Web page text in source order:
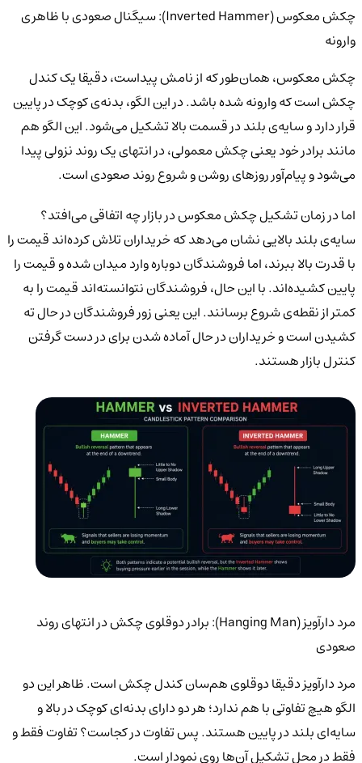
چکش معکوس (Inverted Hammer): سیگنال صعودی با ظاهری
وارونه
چکش معکوس، همان‌طور که از نامش پیداست، دقیقا یک کندل
چکش است که وارونه شده باشد. در این الگو، بدنه‌ی کوچک در پایین
قرار دارد و سایه‌ی بلند در قسمت بالا تشکیل می‌شود. این الگو هم
مانند برادر خود یعنی چکش معمولی، در انتهای یک روند نزولی پیدا
می‌شود و پیام‌آور روزهای روشن و شروع روند صعودی است.
اما در زمان تشکیل چکش معکوس در بازار چه اتفاقی می‌افتد؟
سایه‌ی بلند بالایی نشان می‌دهد که خریداران تلاش کرده‌اند قیمت را
با قدرت بالا ببرند، اما فروشندگان دوباره وارد میدان شده و قیمت را
پایین کشیده‌اند. با این حال، فروشندگان نتوانسته‌اند قیمت را به
کمتر از نقطه‌ی شروع برسانند. این یعنی زور فروشندگان در حال ته
کشیدن است و خریداران در حال آماده شدن برای در دست گرفتن
کنترل بازار هستند.
مرد دارآویز (Hanging Man): برادر دوقلوی چکش در انتهای روند
صعودی
مرد دارآویز دقیقا دوقلوی هم‌سان کندل چکش است. ظاهر این دو
الگو هیچ تفاوتی با هم ندارد؛ هر دو دارای بدنه‌ای کوچک در بالا و
سایه‌ای بلند در پایین هستند. پس تفاوت در کجاست؟ تفاوت فقط و
فقط در محل تشکیل آن‌ها روی نمودار است.